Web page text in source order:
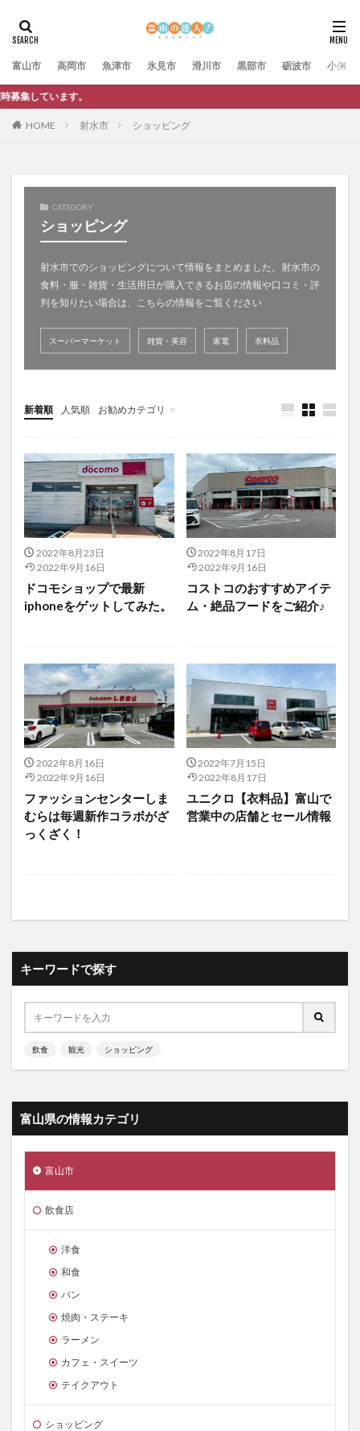
富山市 高岡市 魚津市 氷見市 滑川市 黒部市 砺波市 小矢部
HOME 射水市 ショッピング
CATEGORY
ショッピング
射水市でのショッピングについて情報をまとめました。射水市の
食料・服・雑貨・生活用日が購入できるお店の情報や口コミ・評
判を知りたい場合は、こちらの情報をご覧ください
スーパーマーケット 雑貨・美容 家電 衣料品
新着順 人気順 お勧めカテゴリ
未分類
2022年8月23日
2022年9月16日
ドコモショップで最新
iphoneをゲットしてみた。
2022年8月17日
2022年9月16日
コストコのおすすめアイテ
ム・絶品フードをご紹介♪
2022年8月16日
2022年9月16日
ファッションセンターしま
むらは毎週新作コラボがざ
っくざく！
2022年7月15日
2022年8月17日
ユニクロ【衣料品】富山で
営業中の店舗とセール情報
キーワードで探す
飲食 観光 ショッピング
富山県の情報カテゴリ
富山市
飲食店
洋食
和食
パン
焼肉・ステーキ
ラーメン
カフェ・スイーツ
テイクアウト
ショッピング